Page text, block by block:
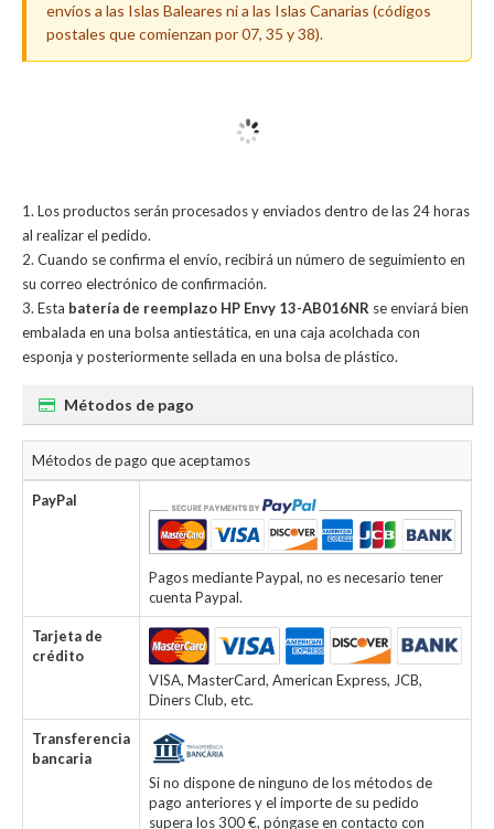
envíos a las Islas Baleares ni a las Islas Canarias (códigos
postales que comienzan por 07, 35 y 38).
Los productos serán procesados y enviados dentro de las 24 horas
al realizar el pedido.
Cuando se confirma el envío, recibirá un número de seguimiento en
su correo electrónico de confirmación.
Esta batería de reemplazo HP Envy 13-AB016NR se enviará bien
embalada en una bolsa antiestática, en una caja acolchada con
esponja y posteriormente sellada en una bolsa de plástico.
Métodos de pago
Métodos de pago que aceptamos
PayPal
Pagos mediante Paypal, no es necesario tener
cuenta Paypal.
Tarjeta de
crédito
VISA, MasterCard, American Express, JCB,
Diners Club, etc.
Transferencia
bancaria
Si no dispone de ninguno de los métodos de
pago anteriores y el importe de su pedido
supera los 300 €, póngase en contacto con